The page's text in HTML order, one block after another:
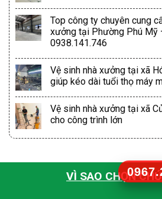
Top công ty chuyên cung
xưởng tại Phường Phú Mỹ
0938.141.746
Vệ sinh nhà xưởng tại xã
giúp kéo dài tuổi thọ máy
Vệ sinh nhà xưởng tại xã
cho công trình lớn
VÌ SAO CHỌN